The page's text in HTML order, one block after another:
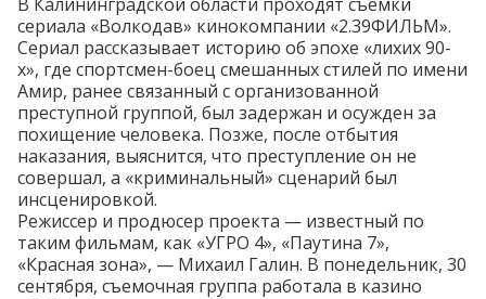
сериала «Волкодав» кинокомпании «2.39ФИЛЬМ».
Сериал рассказывает историю об эпохе «лихих 90-
х», где спортсмен-боец смешанных стилей по имени
Амир, ранее связанный с организованной
преступной группой, был задержан и осужден за
похищение человека. Позже, после отбытия
наказания, выяснится, что преступление он не
совершал, а «криминальный» сценарий был
инсценировкой.
Режиссер и продюсер проекта — известный по
таким фильмам, как «УГРО 4», «Паутина 7»,
«Красная зона», — Михаил Галин. В понедельник, 30
сентября, съемочная группа работала в казино